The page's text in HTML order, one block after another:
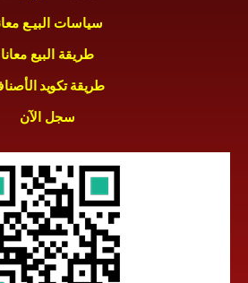
سياسات البيـع
طريقة البيع معانا
طريقة تكويد
سجل الآن